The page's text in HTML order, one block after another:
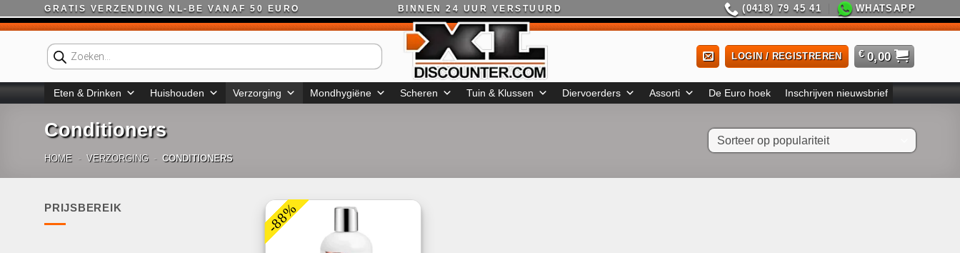
naar
GRATIS VERZENDING NL-BE VANAF 50 EURO BINNEN 24 UUR VERSTUURD (0418) 79 45 41 WHATSAPP
Producten
zoeken
LOGIN / REGISTREREN € 0,00
Eten & Drinken Huishouden Verzorging Mondhygiëne Scheren Tuin & Klussen Diervoerders Assorti De Euro hoek Inschrijven nieuwsbrief
Conditioners
HOME - VERZORGING - CONDITIONERS
PRIJSBEREIK -88%